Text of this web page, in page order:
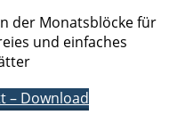
der Monatsblöcke für
und einfaches
– Download